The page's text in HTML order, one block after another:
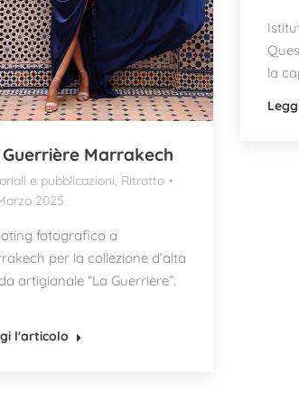
la
Marrakech
e pubblicazioni Ritratto
2025
fotografico a
per la collezione d’alta
artigianale “La Guerrière”.
l'articolo